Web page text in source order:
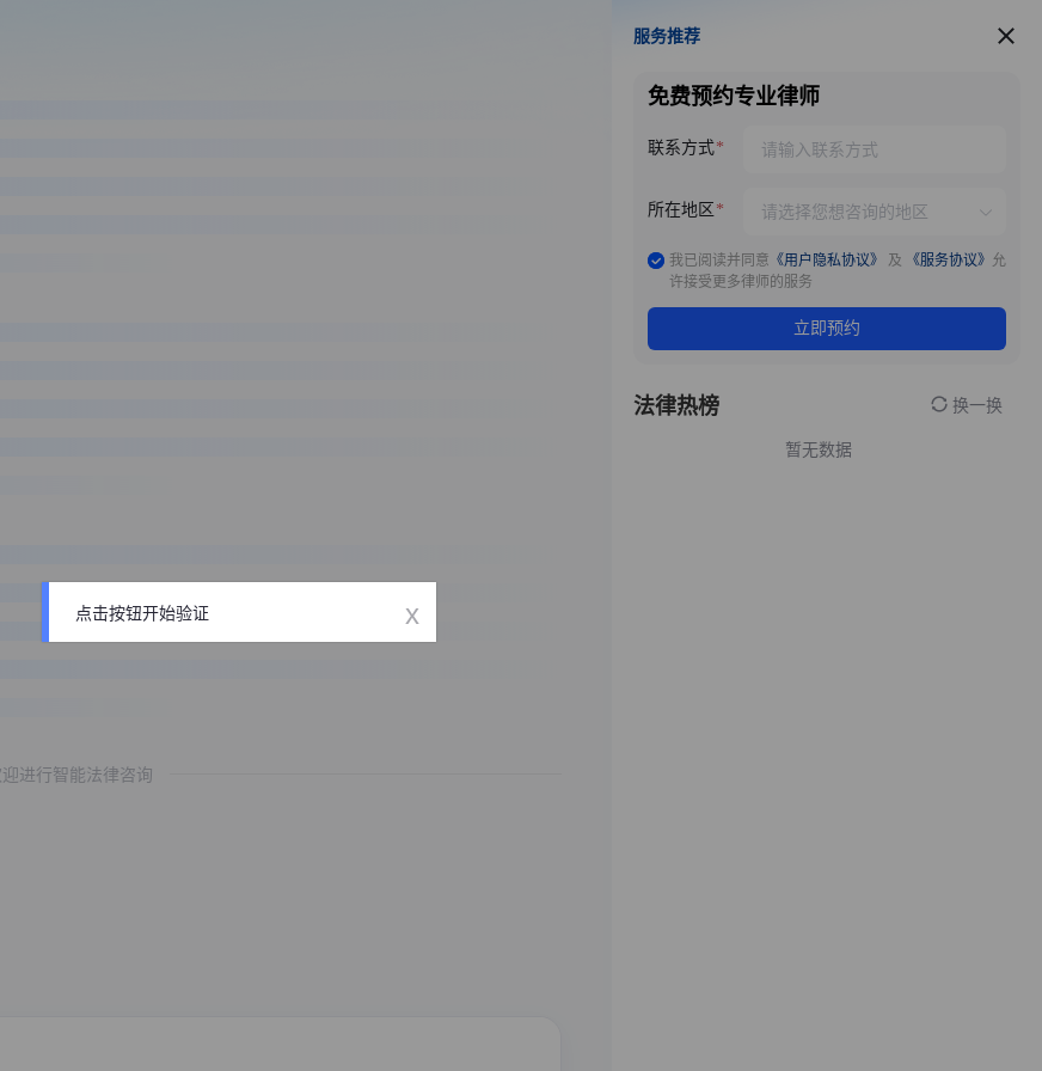
迎进行智能法律咨询
服务推荐
服务推荐
免费预约专业律师
联系方式
所在地区
我已阅读并同意 《用户隐私协议》 及 《服务协议》 允
许接受更多律师的服务
立即预约
法律热榜 换一换
暂无数据
点击按钮开始验证 x